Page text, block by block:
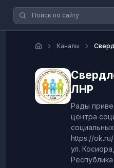
Каналы
ЛНР
Рады
центра
https://
ул.